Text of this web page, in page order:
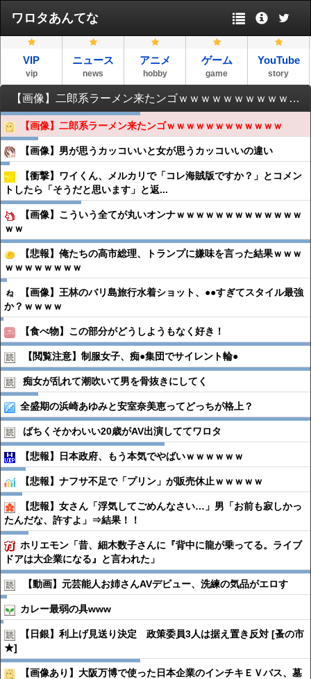
ワロタあんてな
VIP
vip
ニュース
news
アニメ
hobby
ゲーム
game
YouTube
story
【画像】二郎系ラーメン来たンゴｗｗｗｗｗｗｗｗｗｗｗｗ
【画像】二郎系ラーメン来たンゴｗｗｗｗｗｗｗｗｗｗｗｗ
【画像】男が思うカッコいいと女が思うカッコいいの違い
【衝撃】ワイくん、メルカリで「コレ海賊版ですか？」とコメン
トしたら「そうだと思います」と返...
【画像】こういう全てが丸いオンナｗｗｗｗｗｗｗｗｗｗｗｗｗ
ｗｗ
【悲報】俺たちの高市総理、トランプに嫌味を言った結果ｗｗｗ
ｗｗｗｗｗｗｗｗ
【画像】王林のバリ島旅行水着ショット、●●すぎてスタイル最強
か？ｗｗｗｗ
【食べ物】この部分がどうしようもなく好き！
【閲覧注意】制服女子、痴●︎集団でサイレント輪●︎
痴女が乱れて潮吹いて男を骨抜きにしてく
全盛期の浜崎あゆみと安室奈美恵ってどっちが格上？
ばちくそかわいい20歳がAV出演しててワロタ
【悲報】日本政府、もう本気でやばいｗｗｗｗｗｗ
【悲報】ナフサ不足で「プリン」が販売休止ｗｗｗｗｗ
【悲報】女さん「浮気してごめんなさい…」男「お前も寂しかっ
たんだな、許すよ」⇒結果！！
ホリエモン「昔、細木数子さんに『背中に龍が乗ってる。ライブ
ドアは大企業になる』と言われた」
【動画】元芸能人お姉さんAVデビュー、洗練の気品がエロす
カレー最弱の具www
【日銀】利上げ見送り決定 政策委員3人は据え置き反対 [蚤の市
★]
【画像あり】大阪万博で使った日本企業のインチキＥＶバス、墓